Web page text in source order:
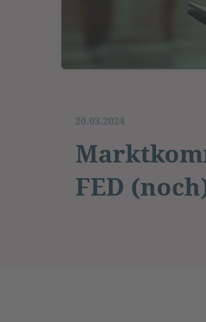
20.03.2024
FED